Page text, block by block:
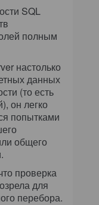
SQL
полным
настолько
данных
(то есть
он легко
попытками
общего
проверка
для
перебора.